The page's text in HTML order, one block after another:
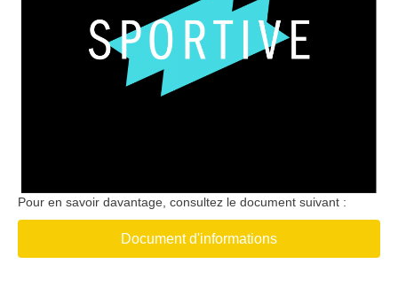
Pour en savoir davantage, consultez le document suivant :
Document d'informations